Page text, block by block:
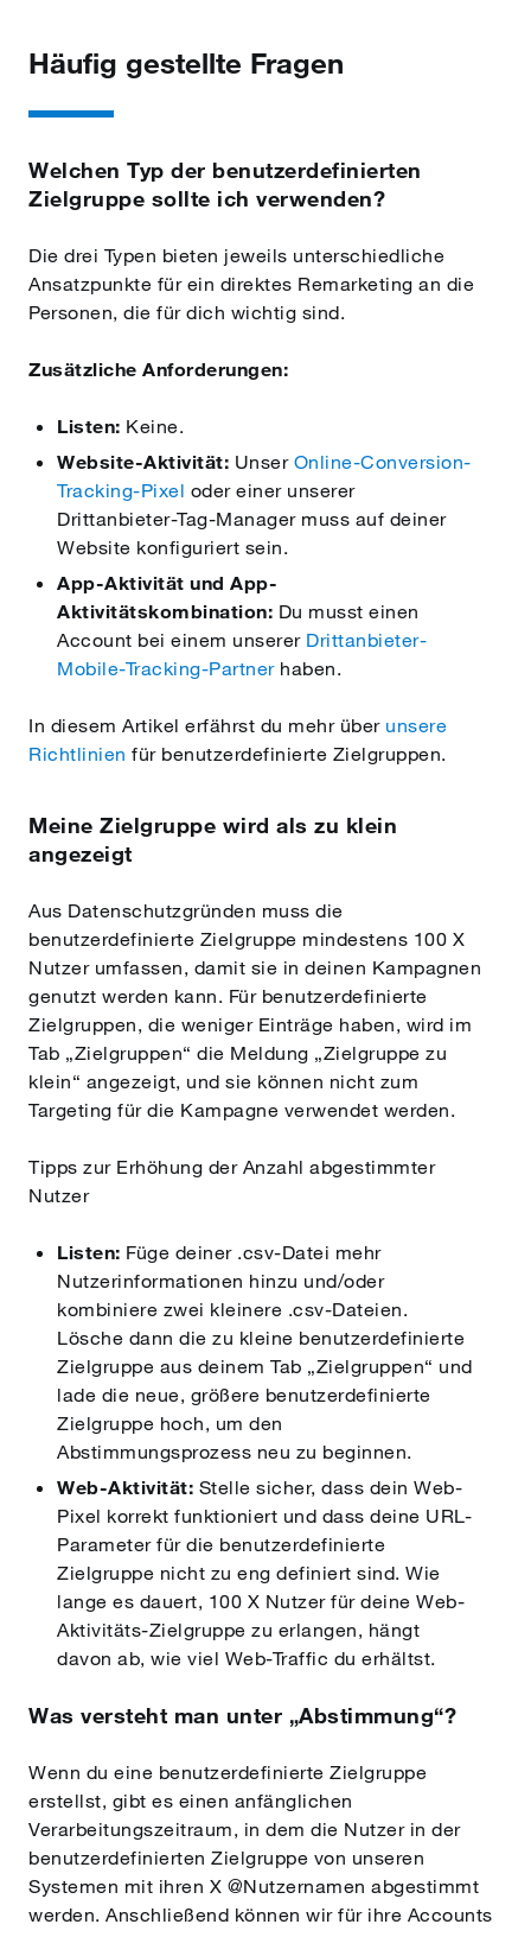
Häufig gestellte Fragen
Welchen Typ der benutzerdefinierten
Zielgruppe sollte ich verwenden?
Die drei Typen bieten jeweils unterschiedliche
Ansatzpunkte für ein direktes Remarketing an die
Personen, die für dich wichtig sind.
Zusätzliche Anforderungen:
Listen: Keine.
Website-Aktivität: Unser Online-Conversion-
Tracking-Pixel oder einer unserer
Drittanbieter-Tag-Manager muss auf deiner
Website konfiguriert sein.
App-Aktivität und App-
Aktivitätskombination: Du musst einen
Account bei einem unserer Drittanbieter-
Mobile-Tracking-Partnerhaben.
In diesem Artikel erfährst du mehr über unsere
Richtlinien für benutzerdefinierte Zielgruppen.
Meine Zielgruppe wird als zu klein
angezeigt
Aus Datenschutzgründen muss die
benutzerdefinierte Zielgruppe mindestens 100 X
Nutzer umfassen, damit sie in deinen Kampagnen
genutzt werden kann. Für benutzerdefinierte
Zielgruppen, die weniger Einträge haben, wird im
Tab „Zielgruppen“ die Meldung „Zielgruppe zu
klein“ angezeigt, und sie können nicht zum
Targeting für die Kampagne verwendet werden.
Tipps zur Erhöhung der Anzahl abgestimmter
Nutzer
Listen: Füge deiner .csv-Datei mehr
Nutzerinformationen hinzu und/oder
kombiniere zwei kleinere .csv-Dateien.
Lösche dann die zu kleine benutzerdefinierte
Zielgruppe aus deinem Tab „Zielgruppen“ und
lade die neue, größere benutzerdefinierte
Zielgruppe hoch, um den
Abstimmungsprozess neu zu beginnen.
Web-Aktivität: Stelle sicher, dass dein Web-
Pixel korrekt funktioniert und dass deine URL-
Parameter für die benutzerdefinierte
Zielgruppe nicht zu eng definiert sind. Wie
lange es dauert, 100 X Nutzer für deine Web-
Aktivitäts-Zielgruppe zu erlangen, hängt
davon ab, wie viel Web-Traffic du erhältst.
Was versteht man unter „Abstimmung“?
Wenn du eine benutzerdefinierte Zielgruppe
erstellst, gibt es einen anfänglichen
Verarbeitungszeitraum, in dem die Nutzer in der
benutzerdefinierten Zielgruppe von unseren
Systemen mit ihren X @Nutzernamen abgestimmt
werden. Anschließend können wir für ihre Accounts